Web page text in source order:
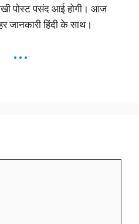
पोस्ट पसंद आई होगी। आज
जानकारी हिंदी के साथ।
...